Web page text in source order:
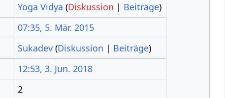
Yoga Vidya (Diskussion | Beiträge)
07:35, 5. Mär. 2015
Sukadev (Diskussion | Beiträge)
12:53, 3. Jun. 2018
2